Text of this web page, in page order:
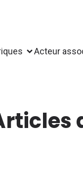
Acteur